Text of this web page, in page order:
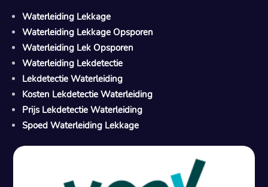
Waterleiding Lekkage
Waterleiding Lekkage Opsporen
Waterleiding Lek Opsporen
Waterleiding Lekdetectie
Lekdetectie Waterleiding
Kosten Lekdetectie Waterleiding
Prijs Lekdetectie Waterleiding
Spoed Waterleiding Lekkage